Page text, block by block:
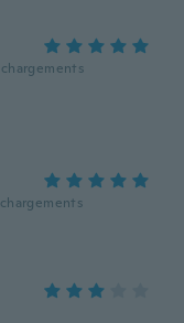
chargements
chargements